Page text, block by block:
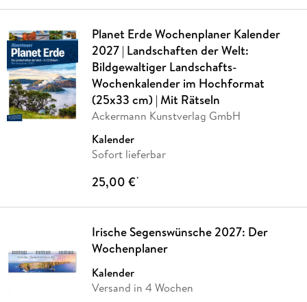
Planet Erde Wochenplaner Kalender
2027 | Landschaften der Welt:
Bildgewaltiger Landschafts-
Wochenkalender im Hochformat
(25x33 cm) | Mit Rätseln
Ackermann Kunstverlag GmbH
Kalender
Sofort lieferbar
25,00 €*
Irische Segenswünsche 2027: Der
Wochenplaner
Kalender
Versand in 4 Wochen